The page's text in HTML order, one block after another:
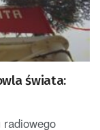
świata: